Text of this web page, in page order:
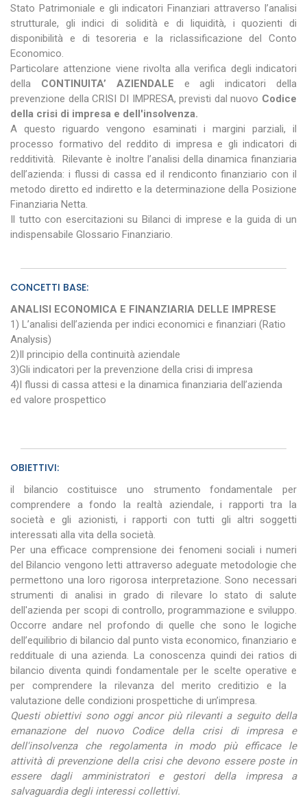
Stato Patrimoniale e gli indicatori Finanziari attraverso l’analisi
strutturale, gli indici di solidità e di liquidità, i quozienti di
disponibilità e di tesoreria e la riclassificazione del Conto
Economico.
Particolare attenzione viene rivolta alla verifica degli indicatori
della CONTINUITA’ AZIENDALE e agli indicatori della
prevenzione della CRISI DI IMPRESA, previsti dal nuovo Codice
della crisi di impresa e dell'insolvenza.
A questo riguardo vengono esaminati i margini parziali, il
processo formativo del reddito di impresa e gli indicatori di
redditività. Rilevante è inoltre l’analisi della dinamica finanziaria
dell’azienda: i flussi di cassa ed il rendiconto finanziario con il
metodo diretto ed indiretto e la determinazione della Posizione
Finanziaria Netta.
Il tutto con esercitazioni su Bilanci di imprese e la guida di un
indispensabile Glossario Finanziario.
CONCETTI BASE:
ANALISI ECONOMICA E FINANZIARIA DELLE IMPRESE
1) L’analisi dell’azienda per indici economici e finanziari (Ratio
Analysis)
2)Il principio della continuità aziendale
3)Gli indicatori per la prevenzione della crisi di impresa
4)I flussi di cassa attesi e la dinamica finanziaria dell’azienda
ed valore prospettico
OBIETTIVI:
il bilancio costituisce uno strumento fondamentale per
comprendere a fondo la realtà aziendale, i rapporti tra la
società e gli azionisti, i rapporti con tutti gli altri soggetti
interessati alla vita della società.
Per una efficace comprensione dei fenomeni sociali i numeri
del Bilancio vengono letti attraverso adeguate metodologie che
permettono una loro rigorosa interpretazione. Sono necessari
strumenti di analisi in grado di rilevare lo stato di salute
dell'azienda per scopi di controllo, programmazione e sviluppo.
Occorre andare nel profondo di quelle che sono le logiche
dell’equilibrio di bilancio dal punto vista economico, finanziario e
reddituale di una azienda. La conoscenza quindi dei ratios di
bilancio diventa quindi fondamentale per le scelte operative e
per comprendere la rilevanza del merito creditizio e la
valutazione delle condizioni prospettiche di un’impresa.
Questi obiettivi sono oggi ancor più rilevanti a seguito della
emanazione del nuovo Codice della crisi di impresa e
dell'insolvenza che regolamenta in modo più efficace le
attività di prevenzione della crisi che devono essere poste in
essere dagli amministratori e gestori della impresa a
salvaguardia degli interessi collettivi.